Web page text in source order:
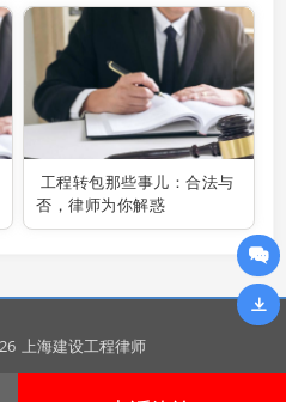
工程转包那些事儿：合法与
否，律师为你解惑
上海建设工程律师